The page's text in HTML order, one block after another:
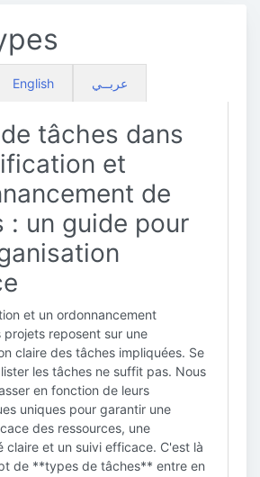
English عربــي
tâches dans
et
de
: un guide pour
et un ordonnancement
reposent sur une
claire des tâches impliquées. Se
les tâches ne suffit pas. Nous
en fonction de leurs
uniques pour garantir une
des ressources, une
claire et un suivi efficace. C'est là
de **types de tâches** entre en